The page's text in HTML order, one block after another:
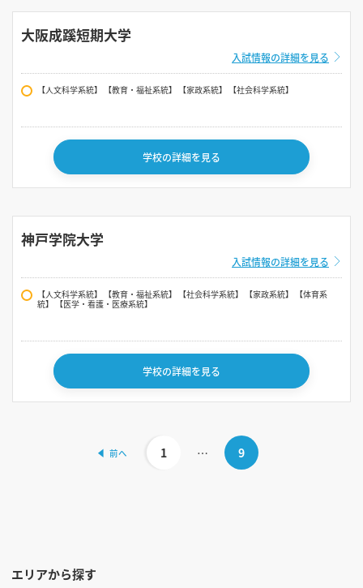
大阪成蹊短期大学
入試情報の詳細を見る
【人文科学系統】 【教育・福祉系統】 【家政系統】 【社会科学系統】
学校の詳細を見る
神戸学院大学
入試情報の詳細を見る
【人文科学系統】 【教育・福祉系統】 【社会科学系統】 【家政系統】 【体育系
統】 【医学・看護・医療系統】
学校の詳細を見る
1 … 9
エリアから探す